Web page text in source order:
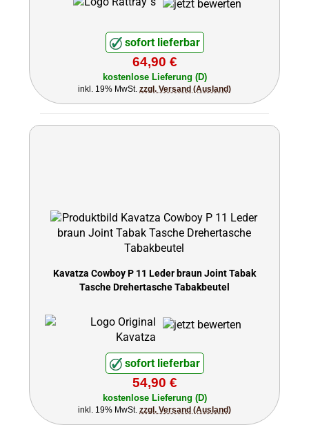
sofort lieferbar
64,90 €
kostenlose Lieferung (D)
inkl. 19% MwSt. zzgl. Versand (Ausland)
Kavatza Cowboy P 11 Leder braun Joint Tabak
Tasche Drehertasche Tabakbeutel
sofort lieferbar
54,90 €
kostenlose Lieferung (D)
inkl. 19% MwSt. zzgl. Versand (Ausland)